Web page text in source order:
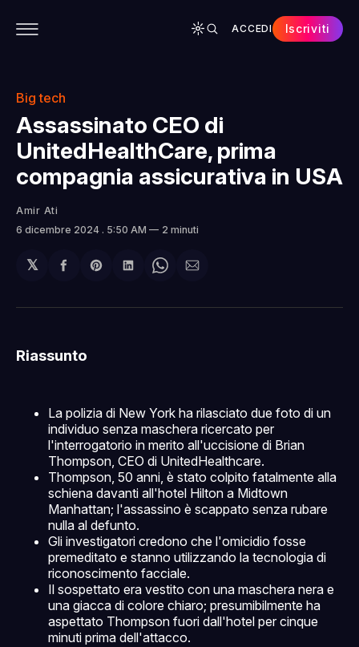
ACCEDI Iscriviti
Big tech
Assassinato CEO di
UnitedHealthCare, prima
compagnia assicurativa in USA
Amir Ati
6 dicembre 2024 . 5:50 AM 2 minuti
𝕏
Condividi
Facebook
Share
Pinterest
Condividi
LinkedIn
Share
WhatsApp
Condividi
email
Riassunto
La polizia di New York ha rilasciato due foto di un
individuo senza maschera ricercato per
l'interrogatorio in merito all'uccisione di Brian
Thompson, CEO di UnitedHealthcare.
Thompson, 50 anni, è stato colpito fatalmente alla
schiena davanti all'hotel Hilton a Midtown
Manhattan; l'assassino è scappato senza rubare
nulla al defunto.
Gli investigatori credono che l'omicidio fosse
premeditato e stanno utilizzando la tecnologia di
riconoscimento facciale.
Il sospettato era vestito con una maschera nera e
una giacca di colore chiaro; presumibilmente ha
aspettato Thompson fuori dall'hotel per cinque
minuti prima dell'attacco.